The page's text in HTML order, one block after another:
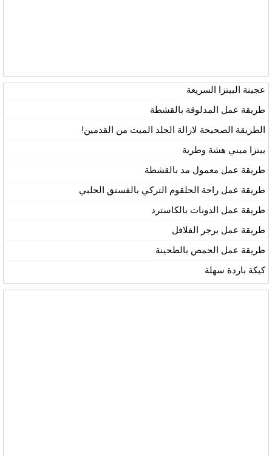
عجينة البيتزا السريعة
طريقة عمل المدلوقة بالقشطة
الطريقة الصحيحة لازالة الجلد الميت من القدمين!
بيتزا ميني هشة وطرية
طريقة عمل معمول مد بالقشطة
طريقة عمل راحة الحلقوم التركي بالفستق الحلبي
طريقة عمل الدونات بالكاسترد
طريقة عمل برجر الفلافل
طريقة عمل الحمص بالطحينة
كيكة باردة سهلة